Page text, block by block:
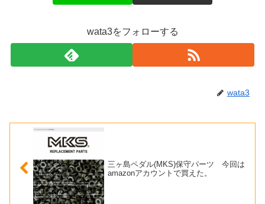
wata3をフォローする
wata3
三ヶ島ペダル(MKS)保守パーツ 今回は
amazonアカウントで買えた。